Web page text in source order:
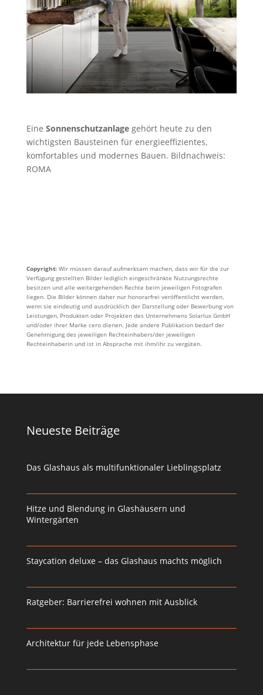
Eine Sonnenschutzanlagegehört heute zu den
wichtigsten Bausteinen für energieeffizientes,
komfortables und modernes Bauen. Bildnachweis:
ROMA
Copyright: Wir müssen darauf aufmerksam machen, dass wir für die zur
Verfügung gestellten Bilder lediglich eingeschränkte Nutzungsrechte
besitzen und alle weitergehenden Rechte beim jeweiligen Fotografen
liegen. Die Bilder können daher nur honorarfrei veröffentlicht werden,
wenn sie eindeutig und ausdrücklich der Darstellung oder Bewerbung von
Leistungen, Produkten oder Projekten des Unternehmens Solarlux GmbH
und/oder ihrer Marke cero dienen. Jede andere Publikation bedarf der
Genehmigung des jeweiligen Rechteinhabers/der jeweiligen
Rechteinhaberin und ist in Absprache mit ihm/ihr zu vergüten.
Neueste Beiträge
Das Glashaus als multifunktionaler Lieblingsplatz
Hitze und Blendung in Glashäusern und
Wintergärten
Staycation deluxe – das Glashaus machts möglich
Ratgeber: Barrierefrei wohnen mit Ausblick
Architektur für jede Lebensphase